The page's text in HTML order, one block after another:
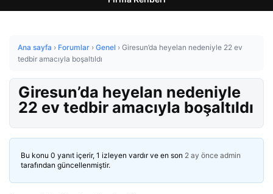
Ana sayfa › Forumlar › Genel › Giresun’da heyelan nedeniyle 22 ev
tedbir amacıyla boşaltıldı
Giresun’da heyelan nedeniyle
22 ev tedbir amacıyla boşaltıldı
Bu konu 0 yanıt içerir, 1 izleyen vardır ve en son 2 ay önce admin
tarafından güncellenmiştir.